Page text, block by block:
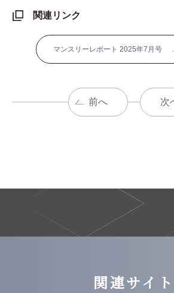
関連リンク
マンスリーレポート 2025年7月号
前へ 次
関連サイト